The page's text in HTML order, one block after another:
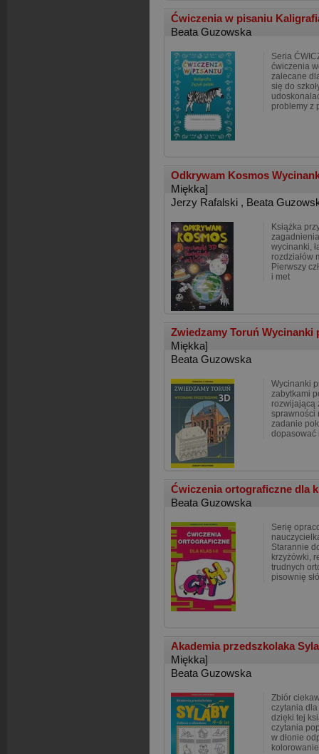
Ćwiczenia w pisaniu
Beata Guzowska
Seria
ćwiczenia
zalecane
się do
problemy z
Odkrywam Kosmos
Miękka]
Jerzy Rafalski , Beata
Książka
wycinanki,
rozdziałów
Pierwszy
i met
Zwiedzamy Toruń
Miękka]
Beata Guzowska
Wycinanki
zabytkami
rozwijającą
sprawności
zadanie
dopasować
Ćwiczenia ortograficzne dla
Beata Guzowska
Serię
Starannie
krzyżówki,
trudnych
pisownię
Akademia przedszkolaka
Miękka]
Beata Guzowska
Zbiór
czytania
dzięki tej
czytania
w dłonie